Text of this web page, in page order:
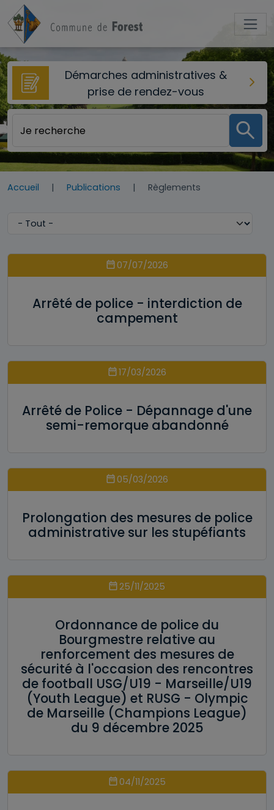
Aller au contenu principal
Démarches administratives &
prise de rendez-vous
Accueil Publications Règlements
07/07/2026
Arrêté de police - interdiction de
campement
17/03/2026
Arrêté de Police - Dépannage d'une
semi-remorque abandonné
05/03/2026
Prolongation des mesures de police
administrative sur les stupéfiants
25/11/2025
Ordonnance de police du
Bourgmestre relative au
renforcement des mesures de
sécurité à l'occasion des rencontres
de football USG/U19 - Marseille/U19
(Youth League) et RUSG - Olympic
de Marseille (Champions League)
du 9 décembre 2025
04/11/2025